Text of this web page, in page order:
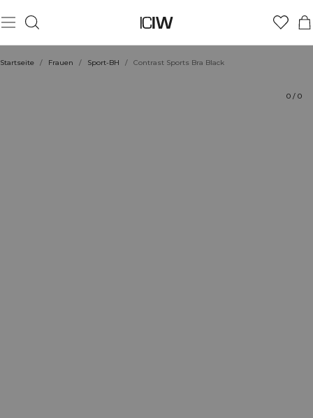
Startseite / Frauen / Sport-BH / Contrast Sports Bra Black
0 / 0